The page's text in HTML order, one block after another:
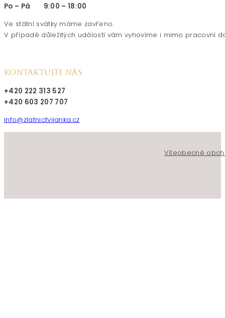
Po – Pá 9:00 – 18:00
Ve státní svátky máme zavřeno.
V případě důležitých událostí vám vyhovíme i mimo pracovní
KONTAKTUJTE NÁS
+420 222 313 527
+420 603 207 707
info@zlatnictvijanka.cz
Všeobecné